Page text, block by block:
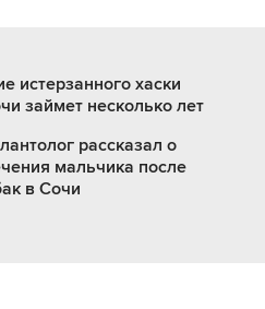
истерзанного хаски
займет несколько лет
рассказал о
мальчика после
в Сочи